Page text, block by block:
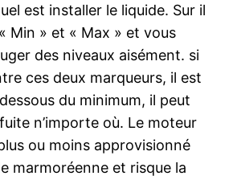
est installer le liquide. Sur il
Min » et « Max » et vous
des niveaux aisément. si
ces deux marqueurs, il est
du minimum, il peut
n’importe où. Le moteur
ou moins approvisionné
marmoréenne et risque la